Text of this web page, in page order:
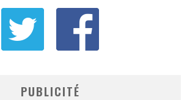
PUBLICITÉ